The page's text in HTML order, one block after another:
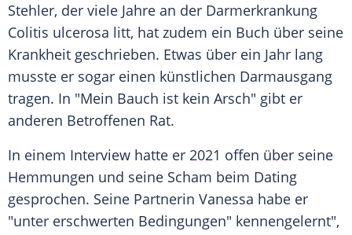
Stehler, der viele Jahre an der Darmerkrankung
Colitis ulcerosa litt, hat zudem ein Buch über seine
Krankheit geschrieben. Etwas über ein Jahr lang
musste er sogar einen künstlichen Darmausgang
tragen. In "Mein Bauch ist kein Arsch" gibt er
anderen Betroffenen Rat.
In einem Interview hatte er 2021 offen über seine
Hemmungen und seine Scham beim Dating
gesprochen. Seine Partnerin Vanessa habe er
"unter erschwerten Bedingungen" kennengelernt",